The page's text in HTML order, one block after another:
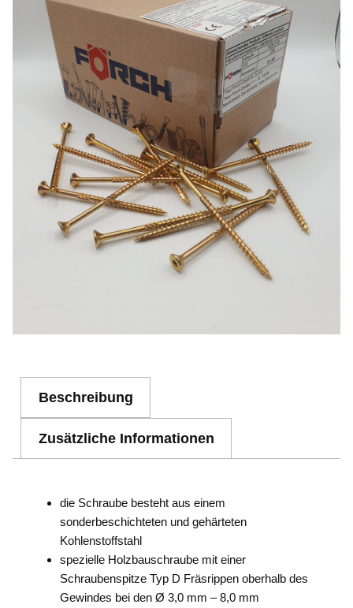
Beschreibung
Zusätzliche Informationen
die Schraube besteht aus einem
sonderbeschichteten und gehärteten
Kohlenstoffstahl
spezielle Holzbauschraube mit einer
Schraubenspitze Typ D Fräsrippen oberhalb des
Gewindes bei den Ø 3,0 mm – 8,0 mm